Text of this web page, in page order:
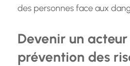
des personnes face aux
Devenir un
prévention des